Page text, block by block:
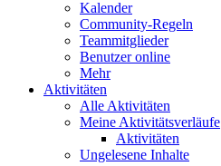
Kalender
Community-Regeln
Teammitglieder
Benutzer online
Mehr
Aktivitäten
Alle Aktivitäten
Meine Aktivitätsverläufe
Aktivitäten
Ungelesene Inhalte